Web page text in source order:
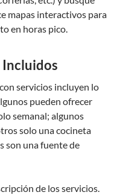
mapas interactivos para
en horas pico.
Incluidos
servicios incluyen lo
pueden ofrecer
semanal; algunos
solo una cocineta
son una fuente de
de los servicios.